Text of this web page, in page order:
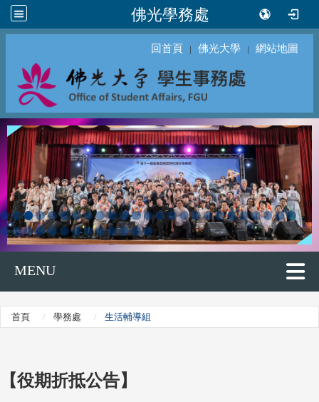
佛光學務處
回首頁 ｜ 佛光大學 ｜ 網站地圖
MENU
首頁 學務處 生活輔導組
【役期折抵公告】